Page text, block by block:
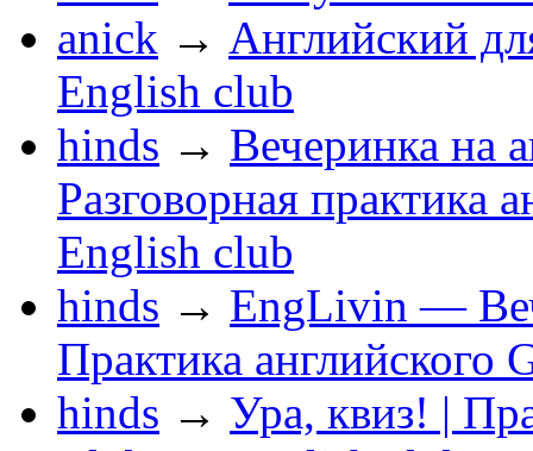
anick → Английский
English club
hinds → Вечеринка на
Разговорная практика
English club
hinds → EngLivin —
Практика английского
hinds → Ура, квиз! |